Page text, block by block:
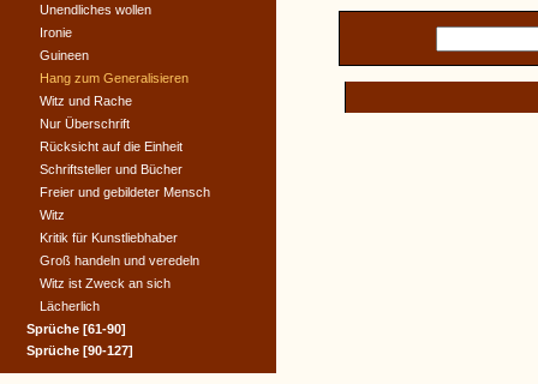
Unendliches wollen
Ironie
Guineen
Hang zum Generalisieren
Witz und Rache
Nur Überschrift
Rücksicht auf die Einheit
Schriftsteller und Bücher
Freier und gebildeter Mensch
Witz
Kritik für Kunstliebhaber
Groß handeln und veredeln
Witz ist Zweck an sich
Lächerlich
Sprüche [61-90]
Sprüche [90-127]